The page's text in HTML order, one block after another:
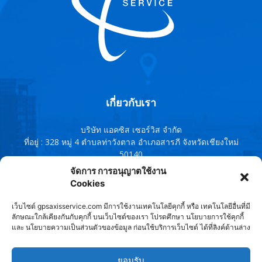
จัดการ การอนุญาตใช้งาน
Cookies
เว็บไซต์ gpsaxisservice.com มีการใช้งานเทคโนโลยีคุกกี้ หรือ เทคโนโลยีอื่นที่มี
ลักษณะใกล้เคียงกันกับคุกกี้ บนเว็บไซต์ของเรา โปรดศึกษา นโยบายการใช้คุกกี้
และ นโยบายความเป็นส่วนตัวของข้อมูล ก่อนใช้บริการเว็บไซต์ ได้ที่ลิงค์ด้านล่าง
เกี่ยวกับเรา
บริษัท แอคซิส เซอร์วิส จำกัด
ที่อยู่ : 328 หมู่ 4 ตำบลท่าวังตาล อำเภอสารภี จังหวัดเชียงใหม่
50140
โทรศัพท์ : 091-0759380 , 095-1343588,091-8544167, 053-
960802
Line ID : @axisservice
ติดต่อเรา:axisservice2010@gmail.com
ติดตามเรา